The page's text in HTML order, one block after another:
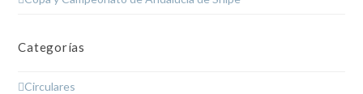
Categorías
Circulares